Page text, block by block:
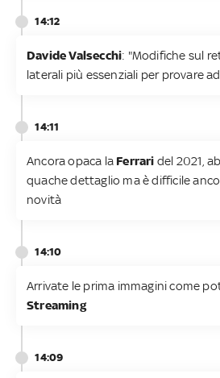
14:12
Davide Valsecchi: "Modifiche sul
laterali più essenziali per provare
14:11
Ancora opaca la Ferrari del 2021,
quache dettaglio ma è difficile
novità
14:10
Arrivate le prima immagini come
Streaming
14:09